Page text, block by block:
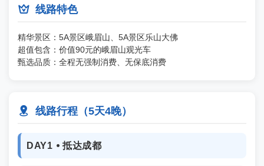
 线路特色
精华景区：5A景区峨眉山、5A景区乐山大佛
超值包含：价值90元的峨眉山观光车
甄选品质：全程无强制消费、无保底消费
 线路行程（5天4晚）
DAY1 ⦁ 抵达成都